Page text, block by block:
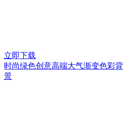
立即下载
时尚绿色创意高端大气渐变色彩背
景